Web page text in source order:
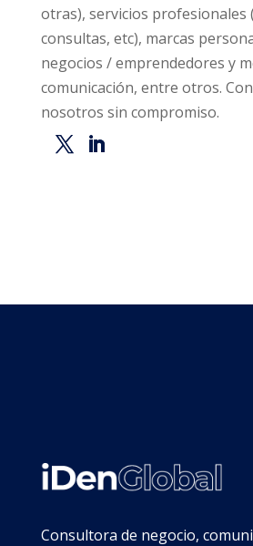
otras), servicios profesionales
consultas, etc), marcas
negocios / emprendedores y
comunicación, entre otros.
nosotros sin compromiso.
Consultora de negocio,